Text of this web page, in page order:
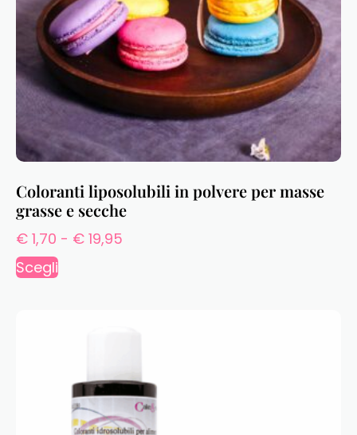
Coloranti liposolubili in polvere per masse
grasse e secche
€ 1,70 - € 19,95
Scegli